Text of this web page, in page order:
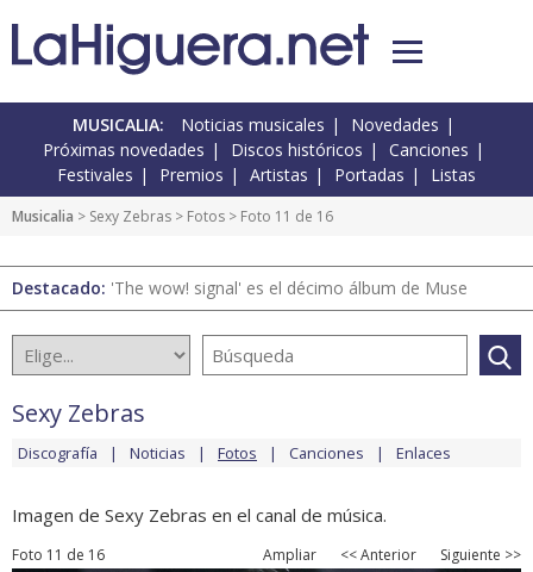
MUSICALIA: Noticias musicales
Novedades
Próximas novedades
Discos históricos
Canciones
Festivales
Premios Artistas Portadas Listas
Musicalia > Sexy Zebras > Fotos > Foto 11 de 16
Destacado: 'The wow! signal' es el décimo álbum de Muse
Sexy Zebras
Discografía Noticias Fotos Canciones Enlaces
Imagen de Sexy Zebras en el canal de música.
Foto 11 de 16 Ampliar << Anterior Siguiente >>